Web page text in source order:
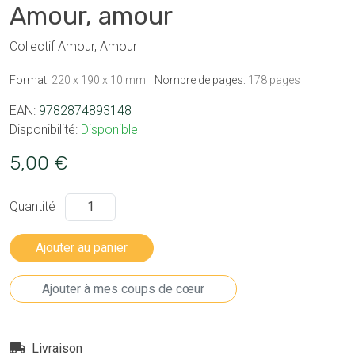
Amour, amour
Collectif Amour, Amour
Format: 220 x 190 x 10 mm Nombre de pages: 178 pages
EAN: 9782874893148
Disponibilité: Disponible
5,00 €
Quantité
Livraison